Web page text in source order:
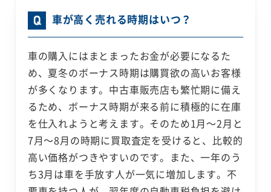
車が高く売れる時期はいつ？
車の購入にはまとまったお金が必要になるた
め、夏冬のボーナス時期は購買欲の高いお客様
が多くなります。中古車販売店も繁忙期に備え
るため、ボーナス時期が来る前に積極的に在庫
を仕入れようと考えます。そのため1月～2月と
7月～8月の時期に買取査定を受けると、比較的
高い価格がつきやすいのです。また、一年のう
ち3月は車を手放す人が一気に増加します。不